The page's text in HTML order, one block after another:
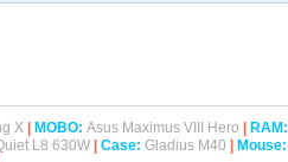
X | MOBO: Asus Maximus VIII Hero | RAM:
L8 630W | Case: Gladius M40 | Mouse: